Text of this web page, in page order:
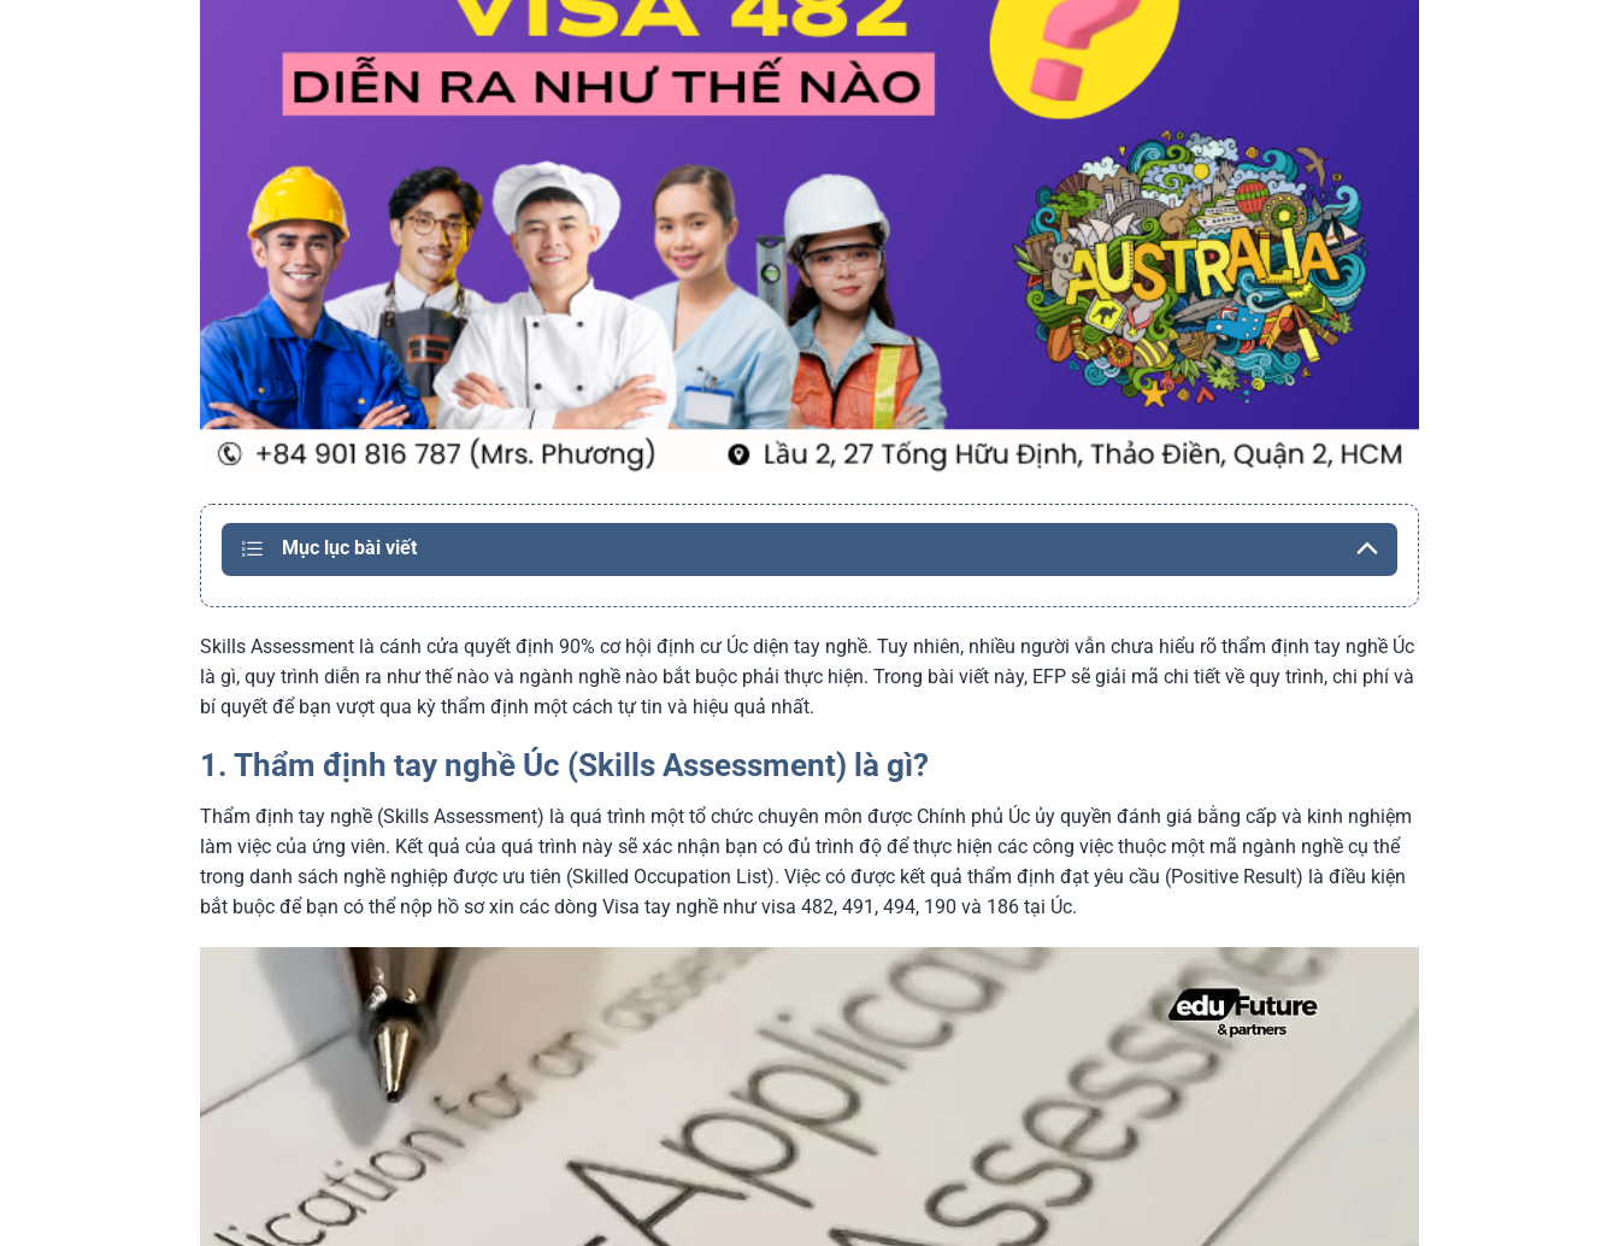
Mục lục bài viết
Skills Assessment là cánh cửa quyết định 90% cơ hội định cư Úc diện tay nghề. Tuy nhiên, nhiều người vẫn chưa hiểu rõ thẩm định tay nghề Úc
là gì, quy trình diễn ra như thế nào và ngành nghề nào bắt buộc phải thực hiện. Trong bài viết này, EFP sẽ giải mã chi tiết về quy trình, chi phí và
bí quyết để bạn vượt qua kỳ thẩm định một cách tự tin và hiệu quả nhất.
1. Thẩm định tay nghề Úc (Skills Assessment) là gì?
Thẩm định tay nghề (Skills Assessment) là quá trình một tổ chức chuyên môn được Chính phủ Úc ủy quyền đánh giá bằng cấp và kinh nghiệm
làm việc của ứng viên. Kết quả của quá trình này sẽ xác nhận bạn có đủ trình độ để thực hiện các công việc thuộc một mã ngành nghề cụ thể
trong danh sách nghề nghiệp được ưu tiên (Skilled Occupation List). Việc có được kết quả thẩm định đạt yêu cầu (Positive Result) là điều kiện
bắt buộc để bạn có thể nộp hồ sơ xin các dòng Visa tay nghề như visa 482, 491, 494, 190 và 186 tại Úc.